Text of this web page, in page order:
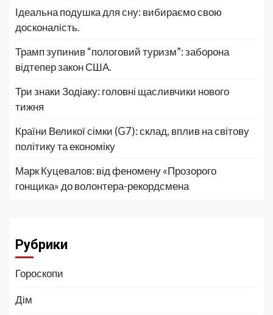
Ідеальна подушка для сну: вибираємо свою
досконалість.
Трамп зупинив “пологовий туризм”: заборона
відтепер закон США.
Три знаки Зодіаку: головні щасливчики нового
тижня
Країни Великої сімки (G7): склад, вплив на світову
політику та економіку
Марк Куцевалов: від феномену «Прозорого
гонщика» до волонтера-рекордсмена
Рубрики
Гороскопи
Дім